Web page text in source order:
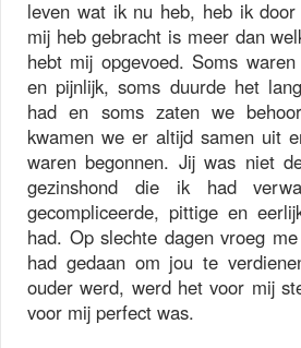
leven wat ik nu heb, heb ik
mij heb gebracht is meer dan
hebt mij opgevoed. Soms
en pijnlijk, soms duurde het
had en soms zaten we
kwamen we er altijd samen uit
waren begonnen. Jij was niet
gezinshond die ik had
gecompliceerde, pittige en
had. Op slechte dagen vroeg
had gedaan om jou te
ouder werd, werd het voor mij
voor mij perfect was.